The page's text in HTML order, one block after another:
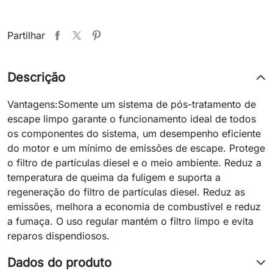
Partilhar
Descrição
Vantagens:Somente um sistema de pós-tratamento de
escape limpo garante o funcionamento ideal de todos
os componentes do sistema, um desempenho eficiente
do motor e um mínimo de emissões de escape. Protege
o filtro de partículas diesel e o meio ambiente. Reduz a
temperatura de queima da fuligem e suporta a
regeneração do filtro de partículas diesel. Reduz as
emissões, melhora a economia de combustível e reduz
a fumaça. O uso regular mantém o filtro limpo e evita
reparos dispendiosos.
Dados do produto